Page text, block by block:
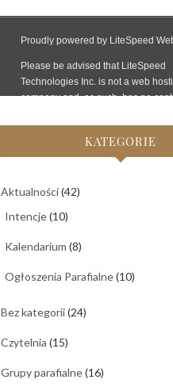
KATEGORIE
Aktualności(42)
Intencje(10)
Kalendarium (8)
Ogłoszenia Parafialne(10)
Bez kategorii(24)
Czytelnia (15)
Grupy parafialne(16)